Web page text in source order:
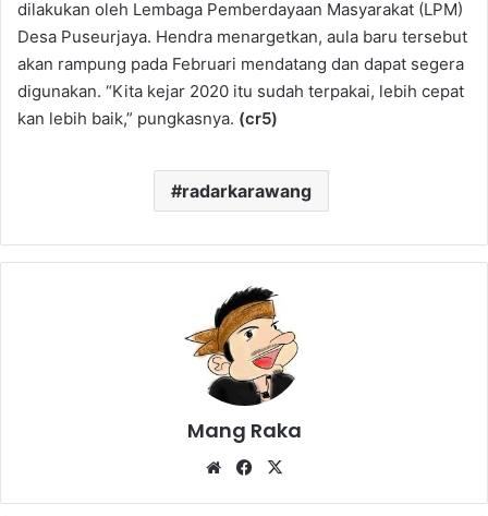
dilakukan oleh Lembaga Pemberdayaan Masyarakat (LPM)
Desa Puseurjaya. Hendra menargetkan, aula baru tersebut
akan rampung pada Februari mendatang dan dapat segera
digunakan. “Kita kejar 2020 itu sudah terpakai, lebih cepat
kan lebih baik,” pungkasnya. (cr5)
radarkarawang
Mang Raka
WebsiteFacebook